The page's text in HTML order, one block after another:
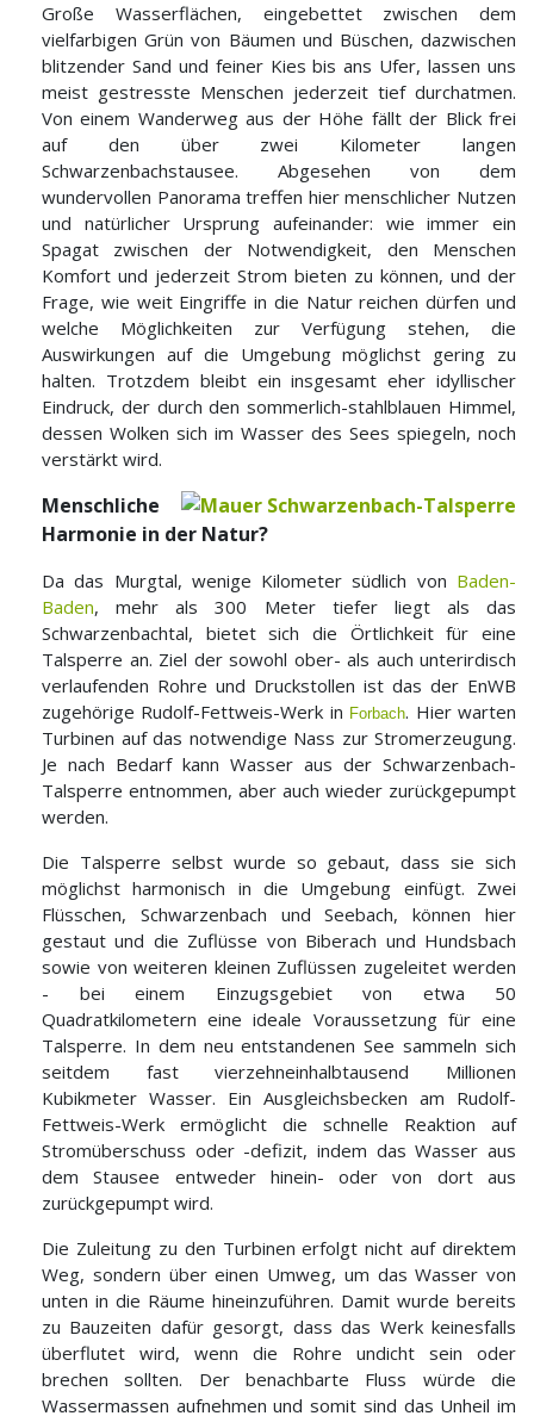
Große Wasserflächen, eingebettet zwischen dem
vielfarbigen Grün von Bäumen und Büschen, dazwischen
blitzender Sand und feiner Kies bis ans Ufer, lassen uns
meist gestresste Menschen jederzeit tief durchatmen.
Von einem Wanderweg aus der Höhe fällt der Blick frei
auf den über zwei Kilometer langen
Schwarzenbachstausee. Abgesehen von dem
wundervollen Panorama treffen hier menschlicher Nutzen
und natürlicher Ursprung aufeinander: wie immer ein
Spagat zwischen der Notwendigkeit, den Menschen
Komfort und jederzeit Strom bieten zu können, und der
Frage, wie weit Eingriffe in die Natur reichen dürfen und
welche Möglichkeiten zur Verfügung stehen, die
Auswirkungen auf die Umgebung möglichst gering zu
halten. Trotzdem bleibt ein insgesamt eher idyllischer
Eindruck, der durch den sommerlich-stahlblauen Himmel,
dessen Wolken sich im Wasser des Sees spiegeln, noch
verstärkt wird.
Menschliche
Harmonie in der Natur?
Da das Murgtal, wenige Kilometer südlich von Baden-
Baden, mehr als 300 Meter tiefer liegt als das
Schwarzenbachtal, bietet sich die Örtlichkeit für eine
Talsperre an. Ziel der sowohl ober- als auch unterirdisch
verlaufenden Rohre und Druckstollen ist das der EnWB
zugehörige Rudolf-Fettweis-Werk in Forbach. Hier warten
Turbinen auf das notwendige Nass zur Stromerzeugung.
Je nach Bedarf kann Wasser aus der Schwarzenbach-
Talsperre entnommen, aber auch wieder zurückgepumpt
werden.
Die Talsperre selbst wurde so gebaut, dass sie sich
möglichst harmonisch in die Umgebung einfügt. Zwei
Flüsschen, Schwarzenbach und Seebach, können hier
gestaut und die Zuflüsse von Biberach und Hundsbach
sowie von weiteren kleinen Zuflüssen zugeleitet werden
- bei einem Einzugsgebiet von etwa 50
Quadratkilometern eine ideale Voraussetzung für eine
Talsperre. In dem neu entstandenen See sammeln sich
seitdem fast vierzehneinhalbtausend Millionen
Kubikmeter Wasser. Ein Ausgleichsbecken am Rudolf-
Fettweis-Werk ermöglicht die schnelle Reaktion auf
Stromüberschuss oder -defizit, indem das Wasser aus
dem Stausee entweder hinein- oder von dort aus
zurückgepumpt wird.
Die Zuleitung zu den Turbinen erfolgt nicht auf direktem
Weg, sondern über einen Umweg, um das Wasser von
unten in die Räume hineinzuführen. Damit wurde bereits
zu Bauzeiten dafür gesorgt, dass das Werk keinesfalls
überflutet wird, wenn die Rohre undicht sein oder
brechen sollten. Der benachbarte Fluss würde die
Wassermassen aufnehmen und somit sind das Unheil im